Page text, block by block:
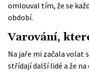
omlouval tím, že se
období.
Varování,
Na jaře mi začala volat
střídají další lidé a že na